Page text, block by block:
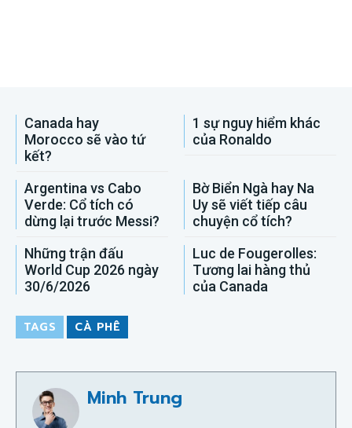
Canada hay
Morocco sẽ vào tứ
kết?
1 sự nguy hiểm khác
của Ronaldo
Argentina vs Cabo
Verde: Cổ tích có
dừng lại trước Messi?
Bờ Biển Ngà hay Na
Uy sẽ viết tiếp câu
chuyện cổ tích?
Những trận đấu
World Cup 2026 ngày
30/6/2026
Luc de Fougerolles:
Tương lai hàng thủ
của Canada
TAGS CÀ PHÊ
Minh Trung